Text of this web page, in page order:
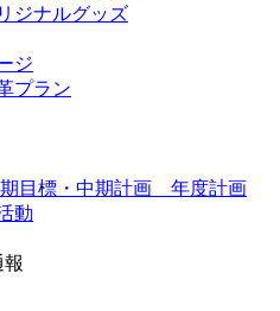
ジナルグッズ
ジ
プラン
目標・中期計画 年度計画
動